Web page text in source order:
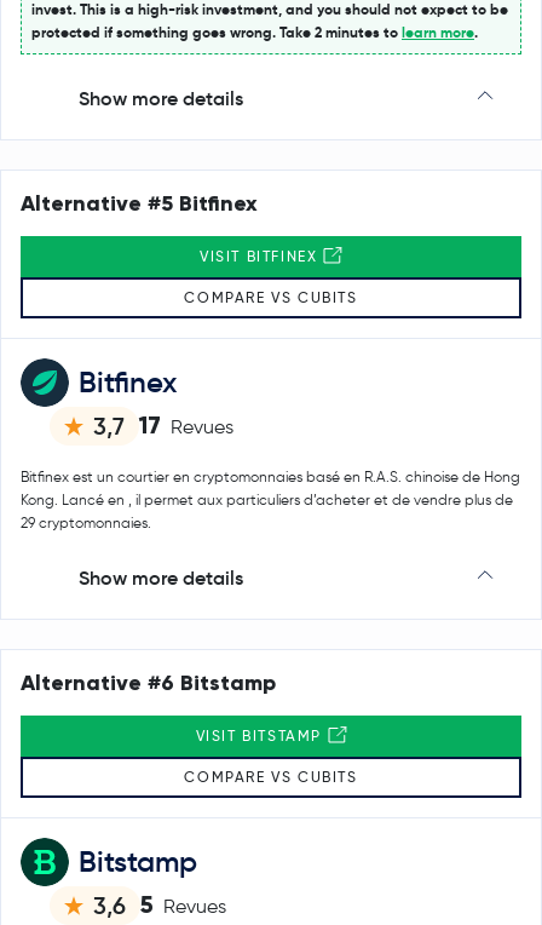
invest. This is a high-risk investment, and you should not expect to be
protected if something goes wrong. Take 2 minutes to learn more.
Show more details
Bitfinex
3,7 17 Revues
Bitfinex est un courtier en cryptomonnaies basé en R.A.S. chinoise de Hong
Kong. Lancé en , il permet aux particuliers d’acheter et de vendre plus de
29 cryptomonnaies.
Show more details
Alternative #5 Bitfinex
VISIT BITFINEX
COMPARE VS CUBITS
Bitstamp
3,6 5 Revues
Alternative #6 Bitstamp
VISIT BITSTAMP
COMPARE VS CUBITS